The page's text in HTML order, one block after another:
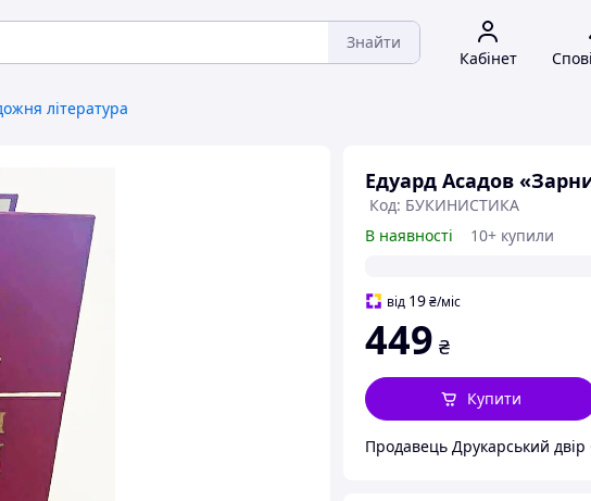
Знайти
Кабінет
література
Едуард Асадов
Код: БУКИНИСТИКА
В наявності
10+ купили
від 19 ₴/міс
449 ₴
Купити
Продавець Друкарський